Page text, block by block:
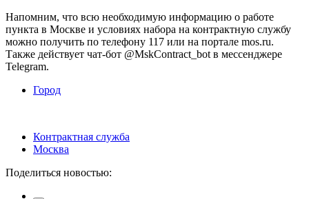
Напомним, что всю необходимую информацию о работе
пункта в Москве и условиях набора на контрактную службу
можно получить по телефону 117 или на портале mos.ru.
Также действует чат-бот @MskContract_bot в мессенджере
Telegram.
Город
Контрактная служба
Москва
Поделиться новостью: